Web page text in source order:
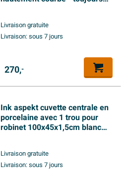
Livraison gratuite
Livraison:sous 7 jours
270,-
Ink aspekt cuvette centrale en
porcelaine avec 1 trou pour
robinet 100x45x1,5cm blanc
Livraison gratuite
Livraison:sous 7 jours